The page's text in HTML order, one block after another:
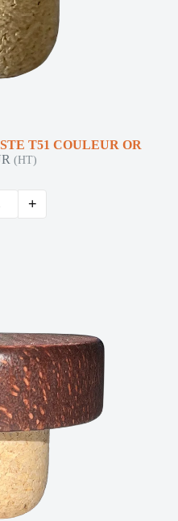
T51 COULEUR OR
(HT)
+